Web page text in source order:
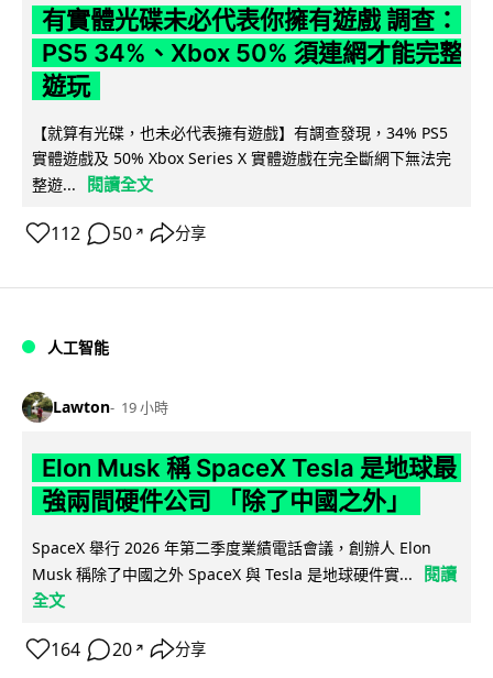
有實體光碟未必代表你擁有遊戲 調查：
PS5 34%、Xbox 50% 須連網才能完整
遊玩
【就算有光碟，也未必代表擁有遊戲】有調查發現，34% PS5
實體遊戲及 50% Xbox Series X 實體遊戲在完全斷網下無法完
整遊...
閱讀全文
112 50 ↗ 分享
人工智能
Lawton 19 小時
Elon Musk 稱 SpaceX Tesla 是地球最
強兩間硬件公司 「除了中國之外」
SpaceX 舉行 2026 年第二季度業績電話會議，創辦人 Elon
Musk 稱除了中國之外 SpaceX 與 Tesla 是地球硬件實...
閱讀
全文
164 20 ↗ 分享